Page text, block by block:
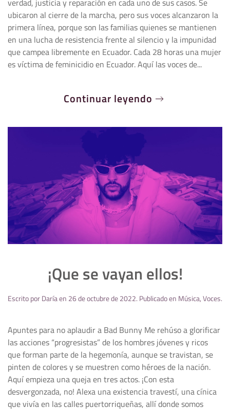
verdad, justicia y reparación en cada uno de sus casos. Se
ubicaron al cierre de la marcha, pero sus voces alcanzaron la
primera línea, porque son las familias quienes se mantienen
en una lucha de resistencia frente al silencio y la impunidad
que campea libremente en Ecuador. Cada 28 horas una mujer
es víctima de feminicidio en Ecuador. Aquí las voces de...
Continuar leyendo
¡Que se vayan ellos!
Escrito porDaríaen 26 de octubre de 2022. Publicado en Música,Voces.
Apuntes para no aplaudir a Bad Bunny Me rehúso a glorificar
las acciones “progresistas” de los hombres jóvenes y ricos
que forman parte de la hegemonía, aunque se travistan, se
pinten de colores y se muestren como héroes de la nación.
Aquí empieza una queja en tres actos. ¡Con esta
desvergonzada, no! Alexa una existencia travestí, una cínica
que vivía en las calles puertorriqueñas, allí donde somos